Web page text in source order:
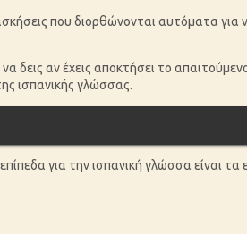
που διορθώνονται αυτόματα για
δεις αν έχεις αποκτήσει το
ισπανικής γλώσσας.
για την ισπανική γλώσσα είναι τα